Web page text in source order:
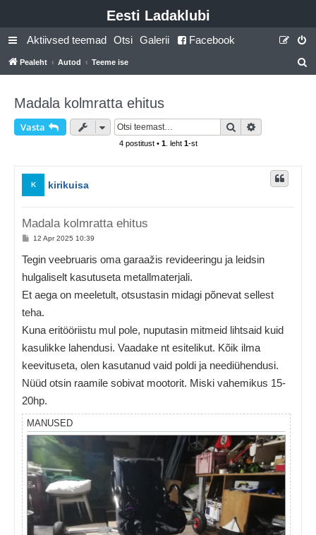
Eesti Ladaklubi
Aktiivsed teemad Otsi Galerii Facebook
Pealeht Autod Teeme ise
t
Madala kolmratta ehitus
Vasta Otsi
4 postitust • 1. leht 1-st
K kirikuisa
Madala kolmratta ehitus
P
t
t
s
12 Apr 2025 10:39
Tegin veebruaris oma garaažis revideeringu ja leidsin
hulgaliselt kasutuseta metallmaterjali.
Et aega on meeletult, otsustasin midagi põnevat sellest
teha.
Kuna eritööriistu mul pole, nuputasin mitmeid lihtsaid kuid
kasulikke lahendusi. Vaadake nt esitelikut. Kõik ilma
keevituseta, olen kasutanud vaid poldi ja neediühendusi.
Nüüd otsin raamile sobivat mootorit. Miski vahemikus 15-
20hp.
MANUSED